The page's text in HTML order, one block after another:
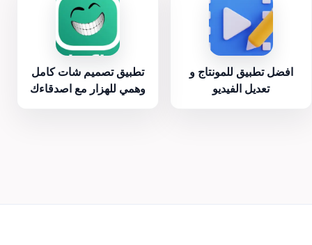
افضل تطبيق للمونتاج و
تعديل الفيديو
تطبيق تصميم شات كامل
وهمي للهزار مع اصدقاءك